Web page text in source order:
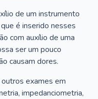
de um instrumento
é inserido nesses
com auxílio de uma
ser um pouco
causam dores.
exames em
impedanciometria,